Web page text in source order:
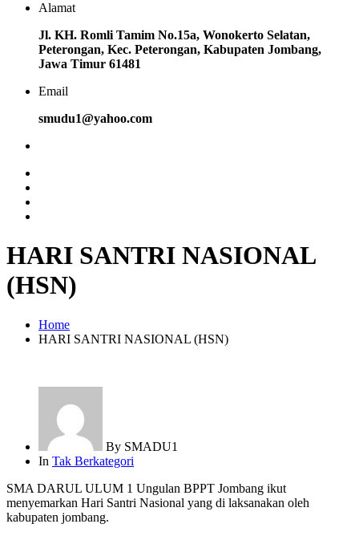
Alamat
Jl. KH. Romli Tamim No.15a, Wonokerto Selatan,
Peterongan, Kec. Peterongan, Kabupaten Jombang,
Jawa Timur 61481
Email
smudu1@yahoo.com
HARI SANTRI NASIONAL
(HSN)
Home
HARI SANTRI NASIONAL (HSN)
By SMADU1
In Tak Berkategori
SMA DARUL ULUM 1 Ungulan BPPT Jombang ikut
menyemarkan Hari Santri Nasional yang di laksanakan oleh
kabupaten jombang.